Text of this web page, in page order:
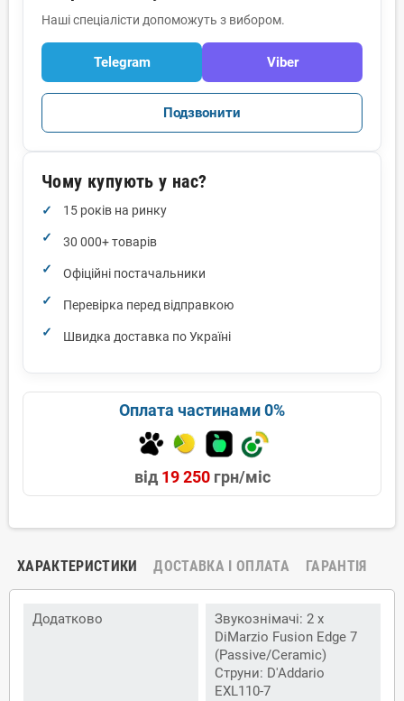
Наші спеціалісти допоможуть з вибором.
Telegram Viber
Подзвонити
Чому купують у нас?
15 років на ринку
30 000+ товарів
Офіційні постачальники
Перевірка перед відправкою
Швидка доставка по Україні
Оплата частинами 0%
від 19 250грн/міс
ХАРАКТЕРИСТИКИ ДОСТАВКА І ОПЛАТА ГАРАНТІЯ
Додатково
Звукознімачі: 2 x
DiMarzio Fusion Edge 7
(Passive/Ceramic)
Струни: D'Addario
EXL110-7